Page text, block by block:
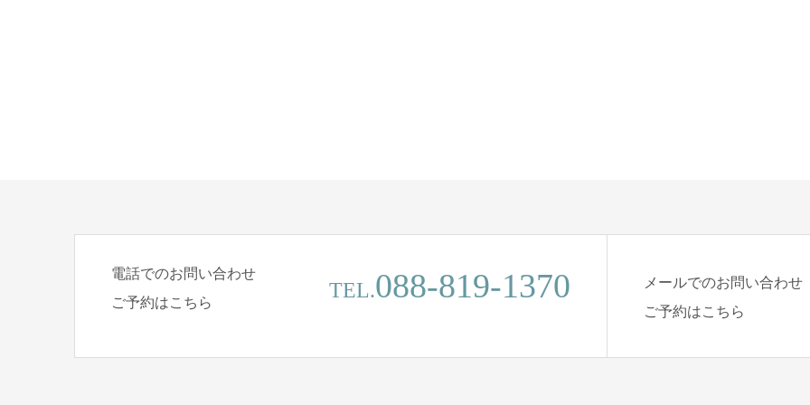
電話でのお問い合わせ
ご予約はこちら
TEL.088-819-1370
メールでのお問い合わせ
ご予約はこちら